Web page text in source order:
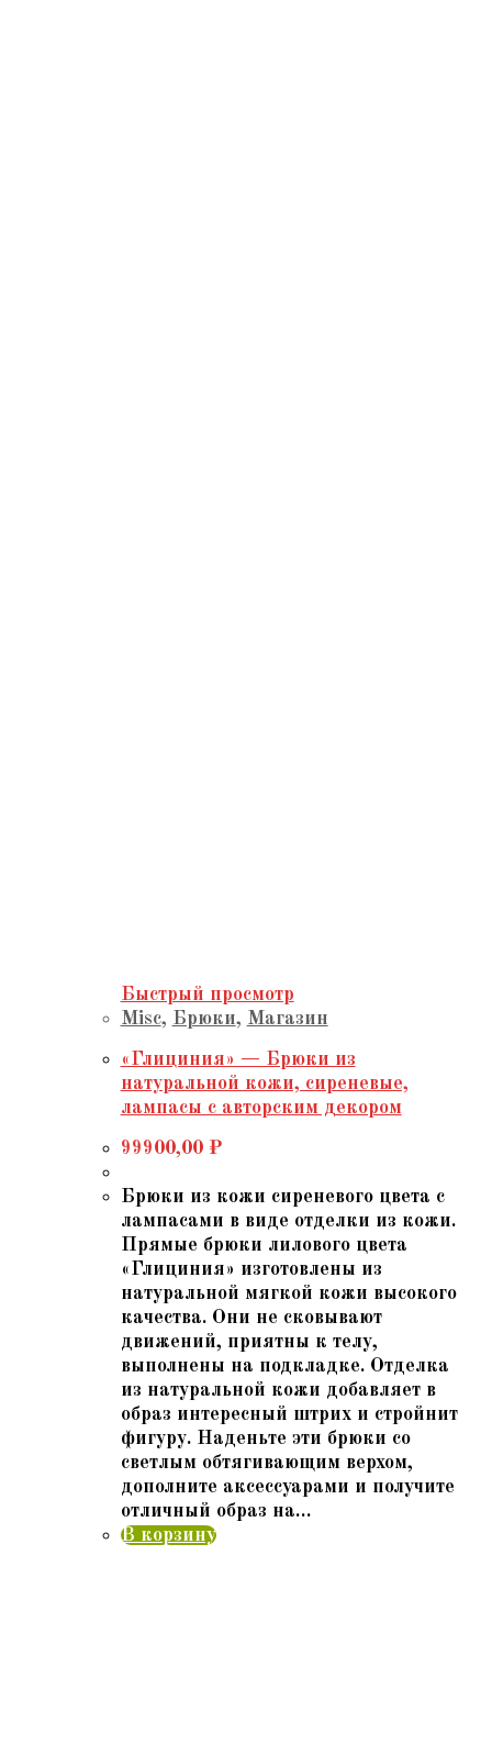
Быстрый просмотр
Misc, Брюки, Магазин
«Глициния» — Брюки из
натуральной кожи, сиреневые,
лампасы с авторским декором
99900,00 ₽
Брюки из кожи сиреневого цвета с
лампасами в виде отделки из кожи.
Прямые брюки лилового цвета
«Глициния» изготовлены из
натуральной мягкой кожи высокого
качества. Они не сковывают
движений, приятны к телу,
выполнены на подкладке. Отделка
из натуральной кожи добавляет в
образ интересный штрих и стройнит
фигуру. Наденьте эти брюки со
светлым обтягивающим верхом,
дополните аксессуарами и получите
отличный образ на…
В корзину